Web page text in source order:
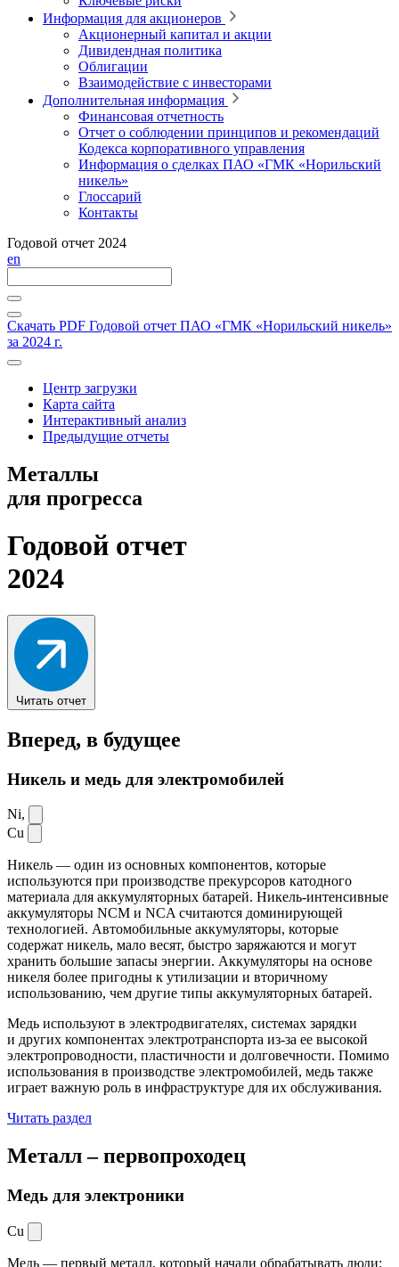
Информация для акционеров
Акционерный капитал и акции
Дивидендная политика
Облигации
Взаимодействие с инвесторами
Дополнительная информация
Финансовая отчетность
Отчет о соблюдении принципов и рекомендаций
Кодекса корпоративного управления
Информация о сделках ПАО «ГМК «Норильский
никель»
Глоссарий
Контакты
Годовой отчет 2024
en
Скачать PDF Годовой отчет ПАО «ГМК «Норильский никель»
за 2024 г.
Центр загрузки
Карта сайта
Интерактивный анализ
Предыдущие отчеты
Металлы
для прогресса
Годовой отчет
2024
Читать отчет
Вперед, в будущее
Никель и медь для электромобилей
Ni,
Cu
Никель — один из основных компонентов, которые
используются при производстве прекурсоров катодного
материала для аккумуляторных батарей. Никель-интенсивные
аккумуляторы NCM и NCA считаются доминирующей
технологией. Автомобильные аккумуляторы, которые
содержат никель, мало весят, быстро заряжаются и могут
хранить большие запасы энергии. Аккумуляторы на основе
никеля более пригодны к утилизации и вторичному
использованию, чем другие типы аккумуляторных батарей.
Медь используют в электродвигателях, системах зарядки
и других компонентах электротранспорта из-за ее высокой
электропроводности, пластичности и долговечности. Помимо
использования в производстве электромобилей, медь также
играет важную роль в инфраструктуре для их обслуживания.
Читать раздел
Металл –первопроходец
Медь для электроники
Cu
Медь — первый металл, который начали обрабатывать люди: